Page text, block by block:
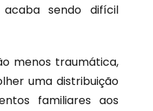
sendo difícil
menos traumática,
uma distribuição
familiares aos